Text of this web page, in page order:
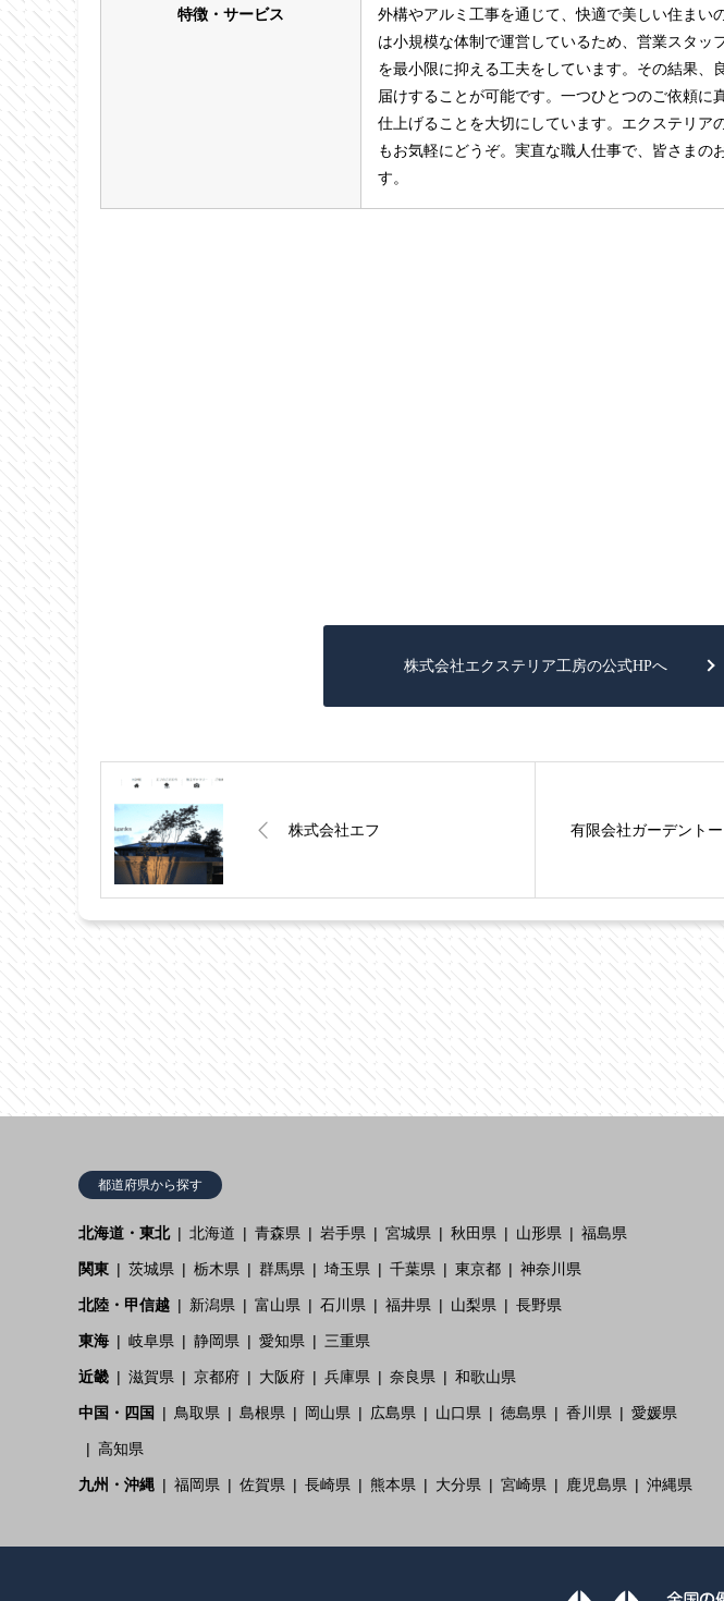
特徴・サービス
外構やアルミ工事を通じて、快適で美しい住まい
は小規模な体制で運営しているため、営業スタッ
を最小限に抑える工夫をしています。その結果、
届けすることが可能です。一つひとつのご依頼に
仕上げることを大切にしています。エクステリア
もお気軽にどうぞ。実直な職人仕事で、皆さまの
す。
株式会社エクステリア工房の公式HPへ
株式会社エフ 有限会社ガーデントー
都道府県から探す
北海道・東北 北海道 青森県 岩手県 宮城県 秋田県 山形県 福島県
関東 茨城県 栃木県 群馬県 埼玉県 千葉県 東京都 神奈川県
北陸・甲信越 新潟県 富山県 石川県 福井県 山梨県 長野県
東海 岐阜県 静岡県 愛知県 三重県
近畿 滋賀県 京都府 大阪府 兵庫県 奈良県 和歌山県
中国・四国 鳥取県 島根県 岡山県 広島県 山口県 徳島県 香川県 愛媛県
高知県
九州・沖縄 福岡県 佐賀県 長崎県 熊本県 大分県 宮崎県 鹿児島県 沖縄県